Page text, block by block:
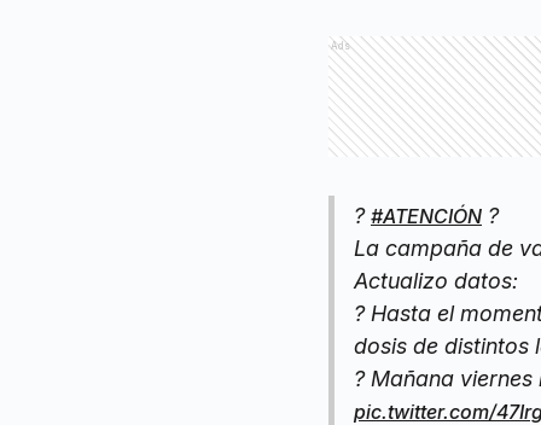
Ads
? #ATENCIÓN ?
La campaña de
Actualizo datos:
? Hasta el
dosis de distintos
? Mañana
pic.twitter.com/